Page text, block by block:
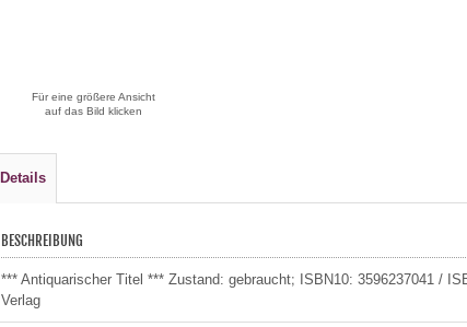
Für eine größere Ansicht
auf das Bild klicken
Details
BESCHREIBUNG
*** Antiquarischer Titel *** Zustand: gebraucht; ISBN10: 3596237041 /
Verlag